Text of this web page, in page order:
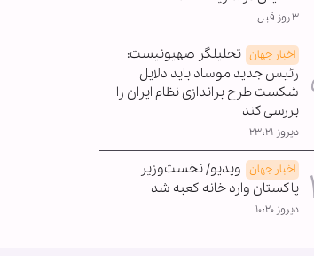
۳ روز قبل
اخبار جهان تحلیلگر صهیونیست:
رئیس جدید موساد باید دلایل
شکست طرح براندازی نظام ایران را
بررسی کند
دیروز ۲۳:۲۱
اخبار جهان ویدیو/ نخست‌وزیر
پاکستان وارد خانه کعبه شد
دیروز ۱۰:۲۰